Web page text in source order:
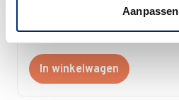
Aanpassen
Special Price
€ 298,00
Op voorraad
In winkelwagen